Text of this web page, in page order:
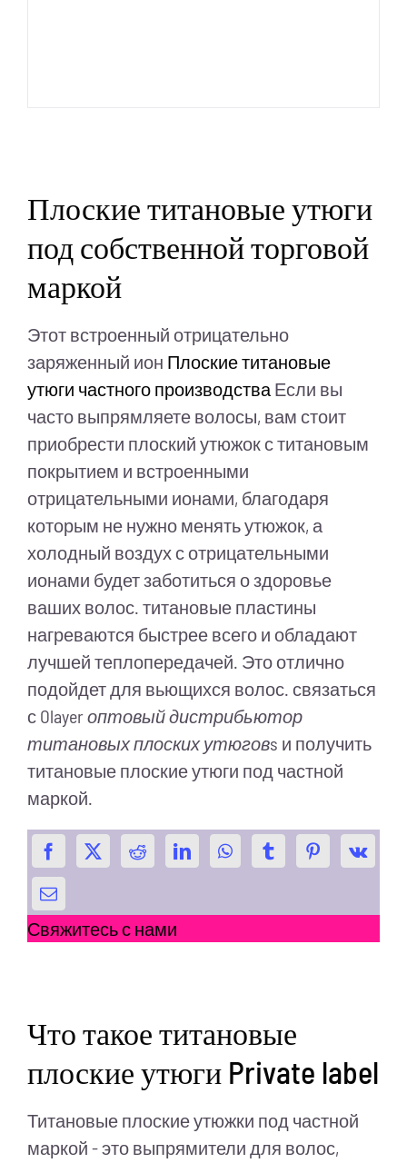
Плоские титановые утюги
под собственной торговой
маркой
Этот встроенный отрицательно
заряженный ион Плоские титановые
утюги частного производстваЕсли вы
часто выпрямляете волосы, вам стоит
приобрести плоский утюжок с титановым
покрытием и встроенными
отрицательными ионами, благодаря
которым не нужно менять утюжок, а
холодный воздух с отрицательными
ионами будет заботиться о здоровье
ваших волос. титановые пластины
нагреваются быстрее всего и обладают
лучшей теплопередачей. Это отлично
подойдет для вьющихся волос. связаться
с Olayerоптовый дистрибьютор
титановых плоских утюговs и получить
титановые плоские утюги под частной
маркой.
Свяжитесь с нами
Что такое титановые
плоские утюги Private label
Титановые плоские утюжки под частной
маркой - это выпрямители для волос,